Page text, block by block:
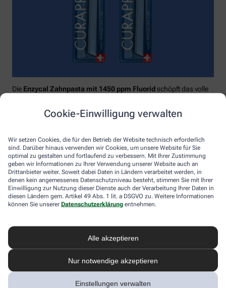
Cookie-Einwilligung verwalten
Wir setzen Cookies, die für den Betrieb der Website technisch erforderlich
sind. Darüber hinaus verwenden wir Cookies, um unsere Website für Sie
optimal zu gestalten und fortlaufend zu verbessern. Mit Ihrer Zustimmung
geben wir Informationen zu Ihrer Verwendung unserer Website auch an
Drittanbieter weiter. Soweit dabei Daten in Ländern verarbeitet werden, in
denen kein angemessenes Datenschutzniveau besteht, stimmen Sie mit Ihrer
Einwilligung zur Nutzung dieser Dienste auch der Verarbeitung Ihrer Daten in
diesen Ländern gem. Artikel 49 Abs. 1 lit. a DSGVO zu. Weitere Informationen
können Sie unserer Datenschutzerklärung entnehmen.
Alle akzeptieren
Nur notwendige akzeptieren
Einstellungen verwalten
Die Enzycal Zahnpasta mit 1450 ppm Fluorid schöpft das volle
Enzymen deine körpereigenen Abwehrkräfte.
Interdentalbürsten „prime“
reinigen den gesamten kritischen
Zahnzwischenraum effektiv und verletzungsfrei: vom
Zahnfleischrand über die konkaven Nischen bis direkt unter die
Kontaktstelle. Selbst kleinste Interdentalräume werden ohne
Verletzungsgefahr behandelt – dank Cural®, dem hauchdünnen
und extrastarken Chirurgendraht, mit dem eine einzige
Reinigungsbewegung ausreicht: einmal rein und raus. Fertig.
Das House of Mouth bündelt dieses Wissen – und macht